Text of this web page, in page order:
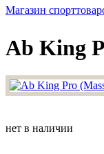
Магазин
Ab King
нет в наличии